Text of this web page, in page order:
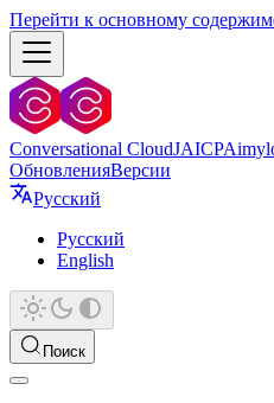
Перейти к основному
Conversational CloudJAICP
ОбновленияВерсии
Русский
Русский
English
Поиск